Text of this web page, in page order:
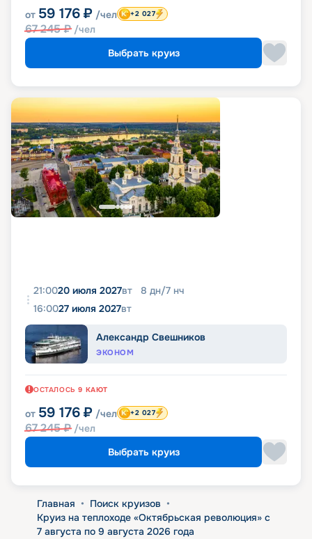
от 59 176 ₽ /чел
67 245₽ /чел
+2 027
Выбрать круиз
21:0020 июля 2027вт 8 дн/7 нч
16:0027 июля 2027вт
Александр Свешников
ЭКОНОМ
ОСТАЛОСЬ 9 КАЮТ
от 59 176 ₽ /чел
67 245₽ /чел
+2 027
Выбрать круиз
Главная • Поиск круизов •
Круиз на теплоходе «Октябрьская революция» с
7 августа по 9 августа 2026 года